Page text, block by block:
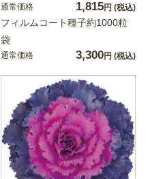
通常価格 1,815円 (税込)
フィルムコート種子約1000粒
袋
通常価格 3,300円 (税込)